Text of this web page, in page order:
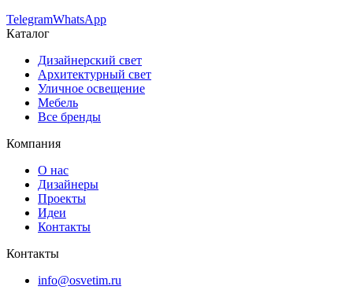
TelegramWhatsApp
Каталог
Дизайнерский свет
Архитектурный свет
Уличное освещение
Мебель
Все бренды
Компания
О нас
Дизайнеры
Проекты
Идеи
Контакты
Контакты
info@osvetim.ru